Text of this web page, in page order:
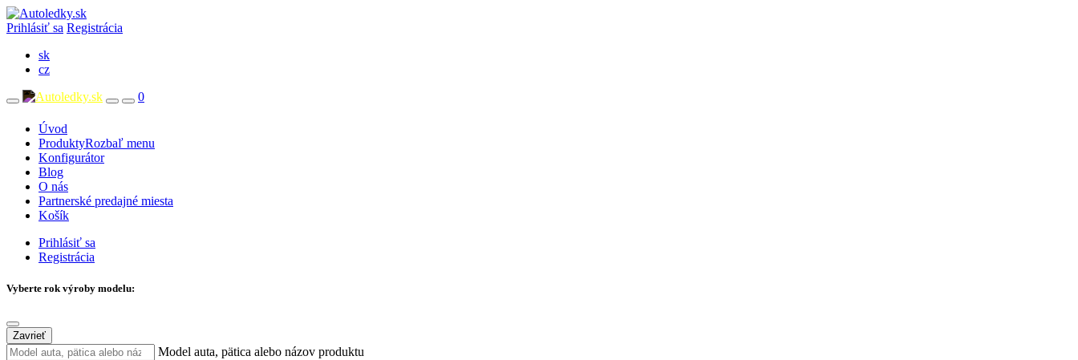
Prihlásiť sa Registrácia
sk
cz
0
Úvod
ProduktyRozbaľ menu
Konfigurátor
Blog
O nás
Partnerské predajné miesta
Košík
Prihlásiť sa
Registrácia
Vyberte rok výroby modelu:
Zavrieť
Model auta, pätica alebo názov produktu